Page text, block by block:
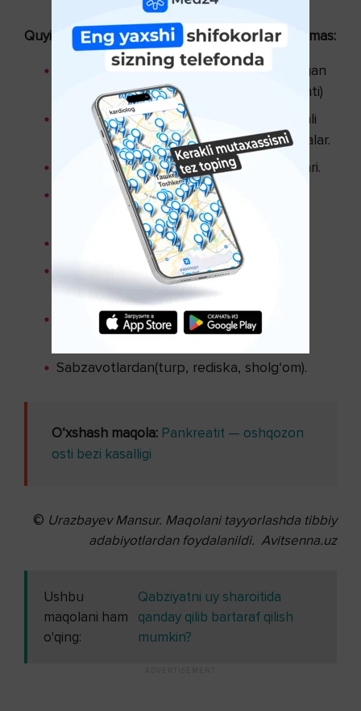
Quyidagi mahsulotlarni iste’mol qilish mumkin emas:
Yog‘li, qovurilgan taomlar (palov, qovurilgan
tovuq, qazi-qarta,yog‘li go‘sht, qo‘y go‘shti)
Yog‘li qaynatmalar, o‘tkir va achchiq ta’mli
salatlar, ketchup va mayonezlar, tuzlamalar.
Kolbasa, sosiska, kalla-pocha mahsulotlari.
Yong‘oq, pista, dukkaklilar (mosh, loviya,
Yangi pishgan non, shirinliklar.
Gazli ichimliklar, qahva, qora choy, spirtli
ichimliklar.
O‘tkir hidli ziravorlar va ko‘katlar,nordon
ta’mli mevalar.
Sabzavotlardan(turp, rediska, sholg‘om).
O‘xshash maqola: Pankreatit — oshqozon
osti bezi kasalligi
© Urazbayev Mansur. Maqolani tayyorlashda tibbiy
adabiyotlardan foydalanildi. Avitsenna.uz
Ushbu
maqolani ham
o'qing:
Qabziyatni uy sharoitida
qanday qilib bartaraf qilish
mumkin?